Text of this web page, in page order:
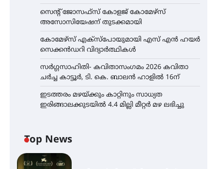
സെന്റ് ജോസഫ്സ് കോളജ് കോമേഴ്‌സ്
അസോസിയേഷന് തുടക്കമായി
കോമേഴ്സ് എക്സ്പോയുമായി എസ് എൻ ഹയർ
സെക്കൻഡറി വിദ്യാർത്ഥികൾ
സർഗ്ഗസാഹിതി- കവിതാസംഗമം 2026 കവിതാ
ചർച്ച കാട്ടൂർ, ടി. കെ. ബാലൻ ഹാളിൽ 16ന്
ഇടത്തരം മഴയ്ക്കും കാറ്റിനും സാധ്യത
ഇരിങ്ങാലക്കുടയിൽ 4.4 മില്ലി മീറ്റർ മഴ ലഭിച്ചു
Top News